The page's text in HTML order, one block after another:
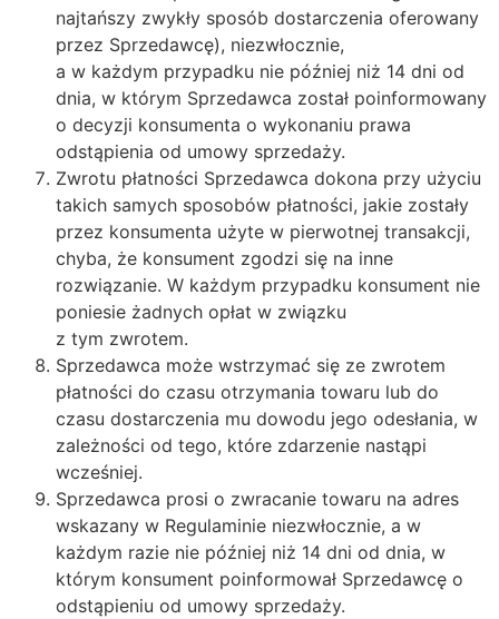
najtańszy zwykły sposób dostarczenia oferowany
przez Sprzedawcę), niezwłocznie,
a w każdym przypadku nie później niż 14 dni od
dnia, w którym Sprzedawca został poinformowany
o decyzji konsumenta o wykonaniu prawa
odstąpienia od umowy sprzedaży.
Zwrotu płatności Sprzedawca dokona przy użyciu
takich samych sposobów płatności, jakie zostały
przez konsumenta użyte w pierwotnej transakcji,
chyba, że konsument zgodzi się na inne
rozwiązanie. W każdym przypadku konsument nie
poniesie żadnych opłat w związku
z tym zwrotem.
Sprzedawca może wstrzymać się ze zwrotem
płatności do czasu otrzymania towaru lub do
czasu dostarczenia mu dowodu jego odesłania, w
zależności od tego, które zdarzenie nastąpi
wcześniej.
Sprzedawca prosi o zwracanie towaru na adres
wskazany w Regulaminie niezwłocznie, a w
każdym razie nie później niż 14 dni od dnia, w
którym konsument poinformował Sprzedawcę o
odstąpieniu od umowy sprzedaży.